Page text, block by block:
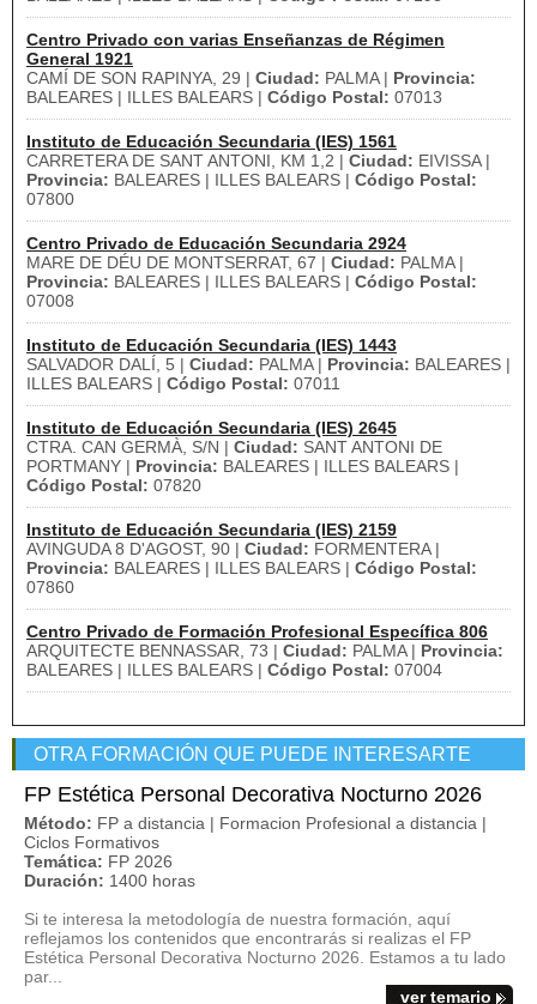
Centro Privado con varias Enseñanzas de Régimen
General 1921
CAMÍ DE SON RAPINYA, 29 | Ciudad: PALMA | Provincia:
BALEARES | ILLES BALEARS | Código Postal: 07013
Instituto de Educación Secundaria (IES) 1561
CARRETERA DE SANT ANTONI, KM 1,2 | Ciudad: EIVISSA |
Provincia: BALEARES | ILLES BALEARS | Código Postal:
07800
Centro Privado de Educación Secundaria 2924
MARE DE DÉU DE MONTSERRAT, 67 | Ciudad: PALMA |
Provincia: BALEARES | ILLES BALEARS | Código Postal:
07008
Instituto de Educación Secundaria (IES) 1443
SALVADOR DALÍ, 5 | Ciudad: PALMA | Provincia: BALEARES |
ILLES BALEARS | Código Postal: 07011
Instituto de Educación Secundaria (IES) 2645
CTRA. CAN GERMÀ, S/N | Ciudad: SANT ANTONI DE
PORTMANY | Provincia: BALEARES | ILLES BALEARS |
Código Postal: 07820
Instituto de Educación Secundaria (IES) 2159
AVINGUDA 8 D'AGOST, 90 | Ciudad: FORMENTERA |
Provincia: BALEARES | ILLES BALEARS | Código Postal:
07860
Centro Privado de Formación Profesional Específica 806
ARQUITECTE BENNASSAR, 73 | Ciudad: PALMA | Provincia:
BALEARES | ILLES BALEARS | Código Postal: 07004
OTRA FORMACIÓN QUE PUEDE INTERESARTE
FP Estética Personal Decorativa Nocturno 2026
Método: FP a distancia | Formacion Profesional a distancia |
Ciclos Formativos
Temática: FP 2026
Duración: 1400 horas
Si te interesa la metodología de nuestra formación, aquí
reflejamos los contenidos que encontrarás si realizas el FP
Estética Personal Decorativa Nocturno 2026. Estamos a tu lado
par...
ver temario